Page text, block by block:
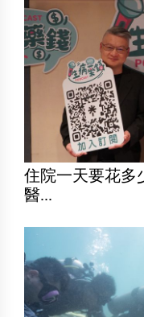
住院一天要花多
醫...